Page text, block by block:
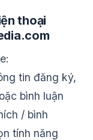
thoại
tin đăng ký,
bình luận
/ bình
tính năng